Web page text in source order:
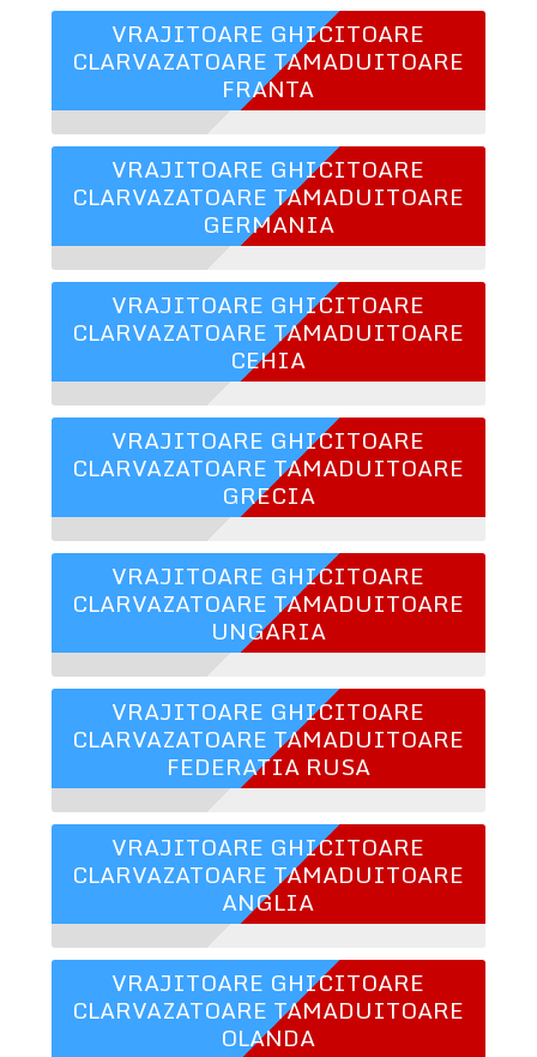
VRAJITOARE GHICITOARE
CLARVAZATOARE TAMADUITOARE
FRANTA
VRAJITOARE GHICITOARE
CLARVAZATOARE TAMADUITOARE
GERMANIA
VRAJITOARE GHICITOARE
CLARVAZATOARE TAMADUITOARE
CEHIA
VRAJITOARE GHICITOARE
CLARVAZATOARE TAMADUITOARE
GRECIA
VRAJITOARE GHICITOARE
CLARVAZATOARE TAMADUITOARE
UNGARIA
VRAJITOARE GHICITOARE
CLARVAZATOARE TAMADUITOARE
FEDERATIA RUSA
VRAJITOARE GHICITOARE
CLARVAZATOARE TAMADUITOARE
ANGLIA
VRAJITOARE GHICITOARE
CLARVAZATOARE TAMADUITOARE
OLANDA